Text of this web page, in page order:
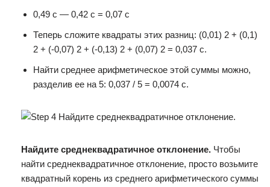
0,49 с — 0,42 с = 0,07 с
Теперь сложите квадраты этих разниц: (0,01) 2 + (0,1)
2 + (-0,07) 2 + (-0,13) 2 + (0,07) 2 = 0,037 с.
Найти среднее арифметическое этой суммы можно,
разделив ее на 5: 0,037 / 5 = 0,0074 с.
Найдите среднеквадратичное отклонение. Чтобы
найти среднеквадратичное отклонение, просто возьмите
квадратный корень из среднего арифметического суммы